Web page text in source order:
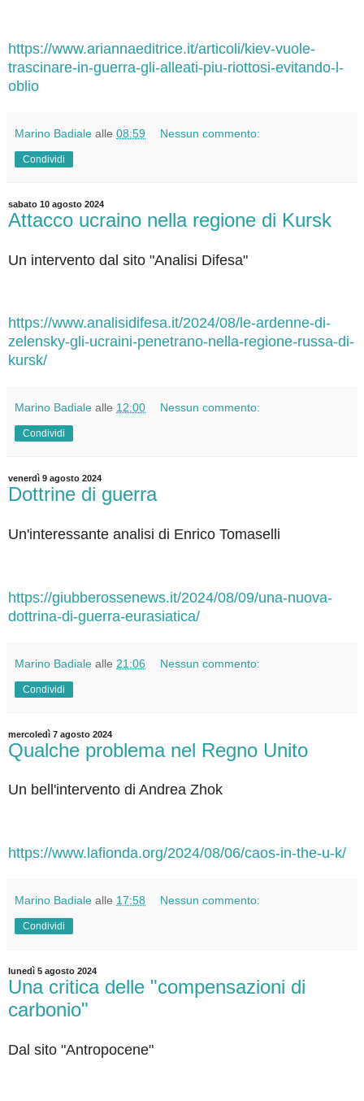
https://www.ariannaeditrice.it/articoli/kiev-vuole-
trascinare-in-guerra-gli-alleati-piu-riottosi-evitando-l-
oblio
Marino Badiale alle 08:59 Nessun commento:
Condividi
sabato 10 agosto 2024
Attacco ucraino nella regione di Kursk
Un intervento dal sito "Analisi Difesa"
https://www.analisidifesa.it/2024/08/le-ardenne-di-
zelensky-gli-ucraini-penetrano-nella-regione-russa-di-
kursk/
Marino Badiale alle 12:00 Nessun commento:
Condividi
venerdì 9 agosto 2024
Dottrine di guerra
Un'interessante analisi di Enrico Tomaselli
https://giubberossenews.it/2024/08/09/una-nuova-
dottrina-di-guerra-eurasiatica/
Marino Badiale alle 21:06 Nessun commento:
Condividi
mercoledì 7 agosto 2024
Qualche problema nel Regno Unito
Un bell'intervento di Andrea Zhok
https://www.lafionda.org/2024/08/06/caos-in-the-u-k/
Marino Badiale alle 17:58 Nessun commento:
Condividi
lunedì 5 agosto 2024
Una critica delle "compensazioni di
carbonio"
Dal sito "Antropocene"